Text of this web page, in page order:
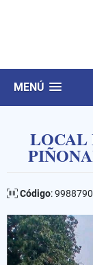
MENÚ
LOCAL
Código: 9988790